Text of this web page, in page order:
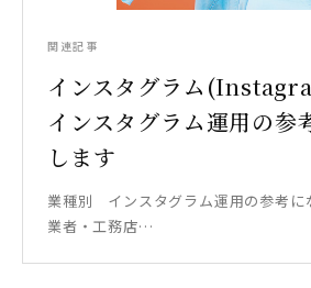
関連記事
インスタグラム
インスタグラム運用の参
します
業種別 インスタグラム運用の参考に
業者・工務店…